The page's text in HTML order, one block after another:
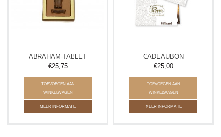
ABRAHAM-TABLET
€25,75
TOEVOEGEN AAN
WINKELWAGEN
MEER INFORMATIE
CADEAUBON
€25,00
TOEVOEGEN AAN
WINKELWAGEN
MEER INFORMATIE